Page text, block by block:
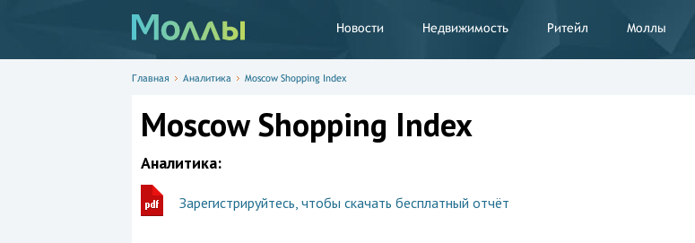
Новости Недвижимость Ритейл Моллы
Главная Аналитика Moscow Shopping Index
Moscow Shopping Index
Аналитика:
Зарегистрируйтесь, чтобы скачать бесплатный отчёт